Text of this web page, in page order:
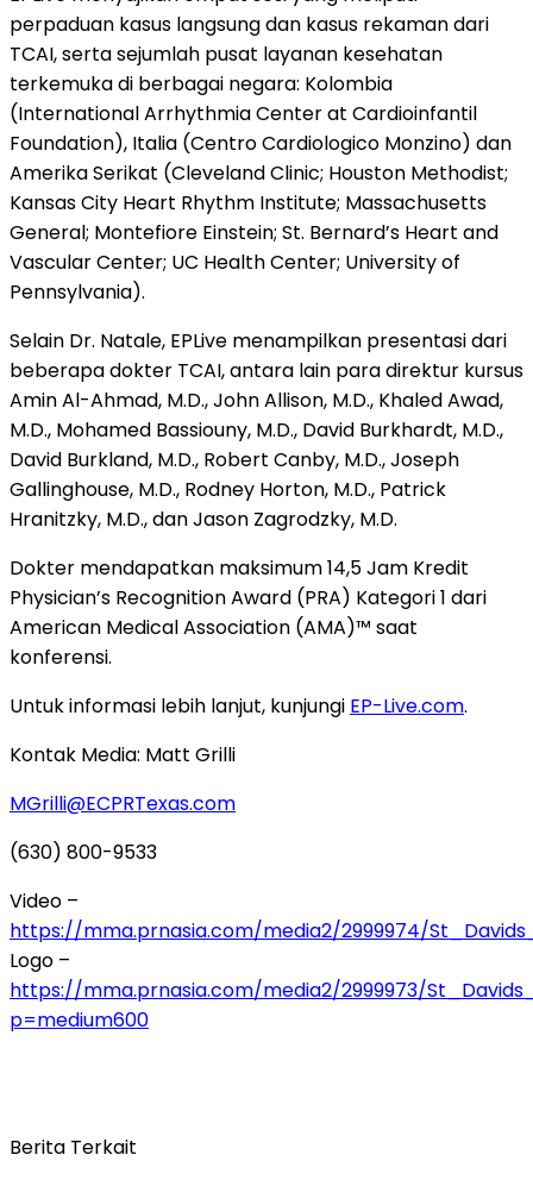
perpaduan kasus langsung dan kasus rekaman dari
TCAI, serta sejumlah pusat layanan kesehatan
terkemuka di berbagai negara: Kolombia
(International Arrhythmia Center at Cardioinfantil
Foundation), Italia (Centro Cardiologico Monzino) dan
Amerika Serikat (Cleveland Clinic; Houston Methodist;
Kansas City Heart Rhythm Institute; Massachusetts
General; Montefiore Einstein; St. Bernard’s Heart and
Vascular Center; UC Health Center; University of
Pennsylvania).
Selain Dr. Natale, EPLive menampilkan presentasi dari
beberapa dokter TCAI, antara lain para direktur kursus
Amin Al-Ahmad, M.D., John Allison, M.D., Khaled Awad,
M.D., Mohamed Bassiouny, M.D., David Burkhardt, M.D.,
David Burkland, M.D., Robert Canby, M.D., Joseph
Gallinghouse, M.D., Rodney Horton, M.D., Patrick
Hranitzky, M.D., dan Jason Zagrodzky, M.D.
Dokter mendapatkan maksimum 14,5 Jam Kredit
Physician’s Recognition Award (PRA) Kategori 1 dari
American Medical Association (AMA)™ saat
konferensi.
Untuk informasi lebih lanjut, kunjungi EP-Live.com.
Kontak Media: Matt Grilli
MGrilli@ECPRTexas.com
(630) 800-9533
Video –
https://mma.prnasia.com/media2/2999974/
Logo –
https://mma.prnasia.com/media2/2999973/
p=medium600
Berita Terkait